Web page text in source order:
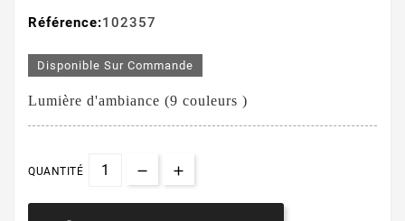
Référence:102357
Disponible Sur Commande
Lumière d'ambiance (9 couleurs )
QUANTITÉ